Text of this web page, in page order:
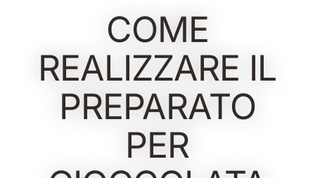
COME
REALIZZARE IL
PREPARATO
PER